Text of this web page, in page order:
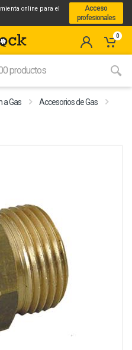
online para el
Acceso
profesionales
0
a Gas
Accesorios de Gas